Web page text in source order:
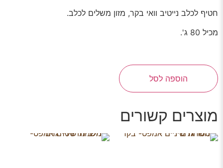
חטיף לכלב נייטיב וואי בקר, מזון משלים לכלב.
מכיל 80 ג'.
הוספה לסל
מוצרים קשורים